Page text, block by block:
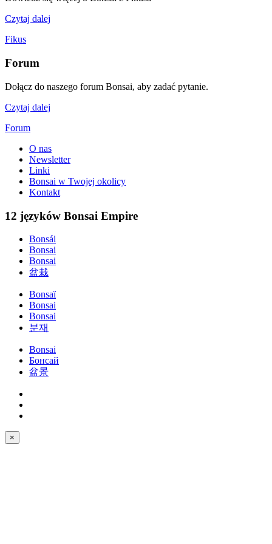
Czytaj dalej
Fikus
Forum
Dołącz do naszego forum Bonsai, aby zadać pytanie.
Czytaj dalej
Forum
O nas
Newsletter
Linki
Bonsai w Twojej okolicy
Kontakt
12 języków Bonsai Empire
Bonsái
Bonsai
Bonsai
盆栽
Bonsaï
Bonsai
Bonsai
분재
Bonsai
Бонсай
盆景
×